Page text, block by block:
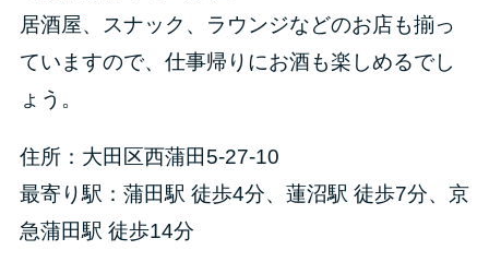
居酒屋、スナック、ラウンジなどのお店も揃っ
ていますので、仕事帰りにお酒も楽しめるでし
ょう。
住所：大田区西蒲田5-27-10
最寄り駅：蒲田駅 徒歩4分、蓮沼駅 徒歩7分、京
急蒲田駅 徒歩14分